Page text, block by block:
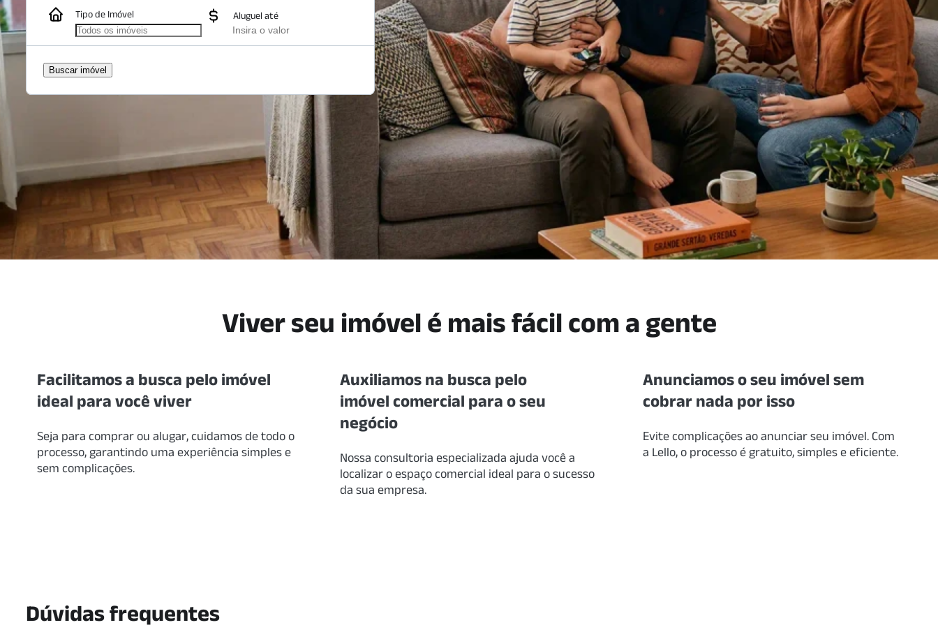
Tipo de Imóvel Aluguel até
Aluguel até
Buscar imóvel
Viver seu imóvel é mais fácil com a gente
Facilitamos a busca pelo imóvel
ideal para você viver
Seja para comprar ou alugar, cuidamos de todo o
processo, garantindo uma experiência simples e
sem complicações.
Auxiliamos na busca pelo
imóvel comercial para o seu
negócio
Nossa consultoria especializada ajuda você a
localizar o espaço comercial ideal para o sucesso
da sua empresa.
Anunciamos o seu imóvel sem
cobrar nada por isso
Evite complicações ao anunciar seu imóvel. Com
a Lello, o processo é gratuito, simples e eficiente.
Dúvidas frequentes